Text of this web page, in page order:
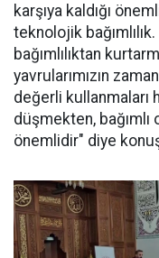
karşıya kaldığı
teknolojik
bağımlılıktan
yavrularımızın
değerli kullanmaları
düşmekten,
önemlidir" diye